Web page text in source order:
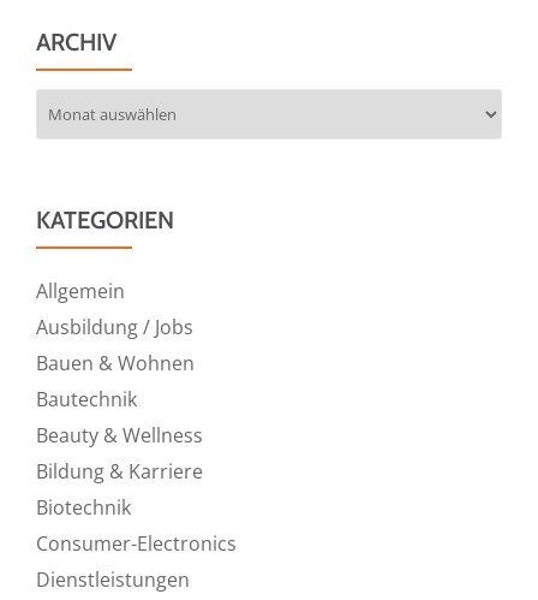
ARCHIV
KATEGORIEN
Allgemein
Ausbildung / Jobs
Bauen & Wohnen
Bautechnik
Beauty & Wellness
Bildung & Karriere
Biotechnik
Consumer-Electronics
Dienstleistungen